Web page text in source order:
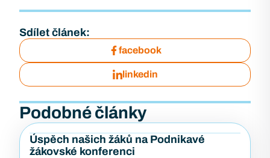
Sdílet článek:
facebook
linkedin
Podobné články
Úspěch našich žáků na Podnikavé
žákovské konferenci